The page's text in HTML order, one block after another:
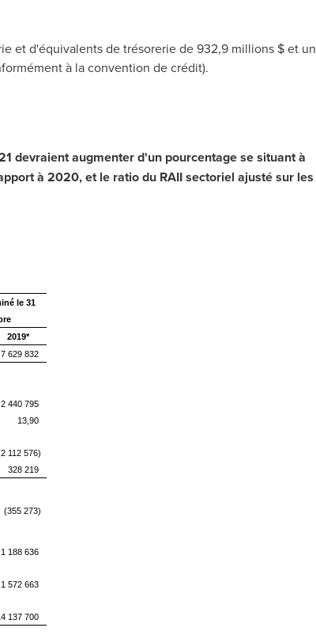
et d'équivalents de trésorerie de 932,9 millions $ et un
à la convention de crédit).
devraient augmenter d'un pourcentage se situant à
à 2020, etle ratio du RAII sectoriel ajusté sur les
le 31
2019*
7 629 832
2 440 795
13,90
112 576)
328 219
(355 273)
1 188 636
1 572 663
137 700